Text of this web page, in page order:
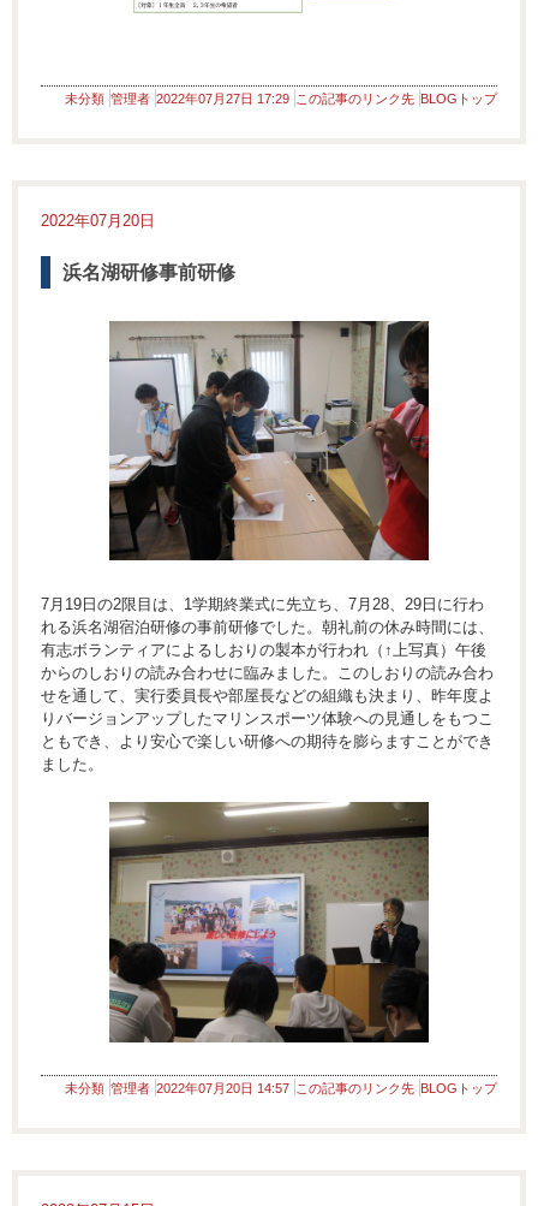
未分類 管理者 2022年07月27日 17:29 この記事のリンク先 BLOGトップ
2022年07月20日
浜名湖研修事前研修
7月19日の2限目は、1学期終業式に先立ち、7月28、29日に行わ
れる浜名湖宿泊研修の事前研修でした。朝礼前の休み時間には、
有志ボランティアによるしおりの製本が行われ（↑上写真）午後
からのしおりの読み合わせに臨みました。このしおりの読み合わ
せを通して、実行委員長や部屋長などの組織も決まり、昨年度よ
りバージョンアップしたマリンスポーツ体験への見通しをもつこ
ともでき、より安心で楽しい研修への期待を膨らますことができ
ました。
未分類 管理者 2022年07月20日 14:57 この記事のリンク先 BLOGトップ